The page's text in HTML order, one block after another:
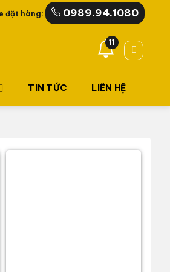
đặt hàng: 0989.94.1080
11
TIN TỨC LIÊN HỆ